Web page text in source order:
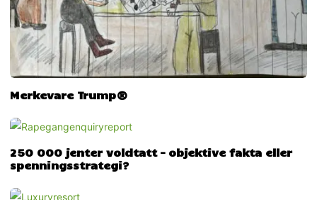
Merkevare Trump®
250 000 jenter voldtatt – objektive fakta eller
spenningsstrategi?